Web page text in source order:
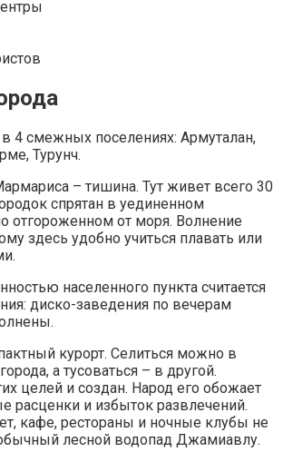
в 4 смежных поселениях: Армуталан,
Турунч.
– тишина. Тут живет всего 30
спрятан в уединенном
отгороженном от моря. Волнение
здесь удобно учиться плавать или
населенного пункта считается
диско-заведения по вечерам
курорт. Селиться можно в
а тусоваться – в другой.
целей и создан. Народ его обожает
расценки и избыток развлечений.
кафе, рестораны и ночные клубы не
лесной водопад Джамиавлу.